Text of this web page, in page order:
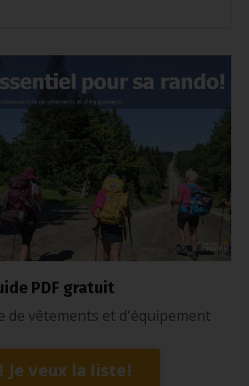
PDF gratuit
de vêtements et d'équipement
Je veux la liste!